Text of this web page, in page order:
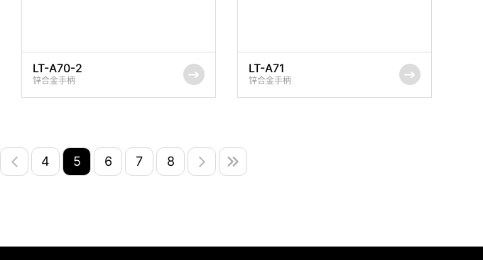
LT-A70-2
锌合金手柄
LT-A71
锌合金手柄
4 5 6 7 8